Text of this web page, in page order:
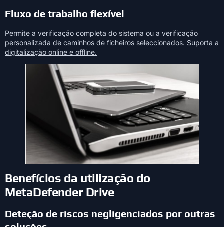
Fluxo de trabalho flexível
Permite a verificação completa do sistema ou a verificação
personalizada de caminhos de ficheiros seleccionados. Suporta a
digitalização online e offline.
Benefícios da utilização do
MetaDefender Drive
Deteção de riscos negligenciados por outras